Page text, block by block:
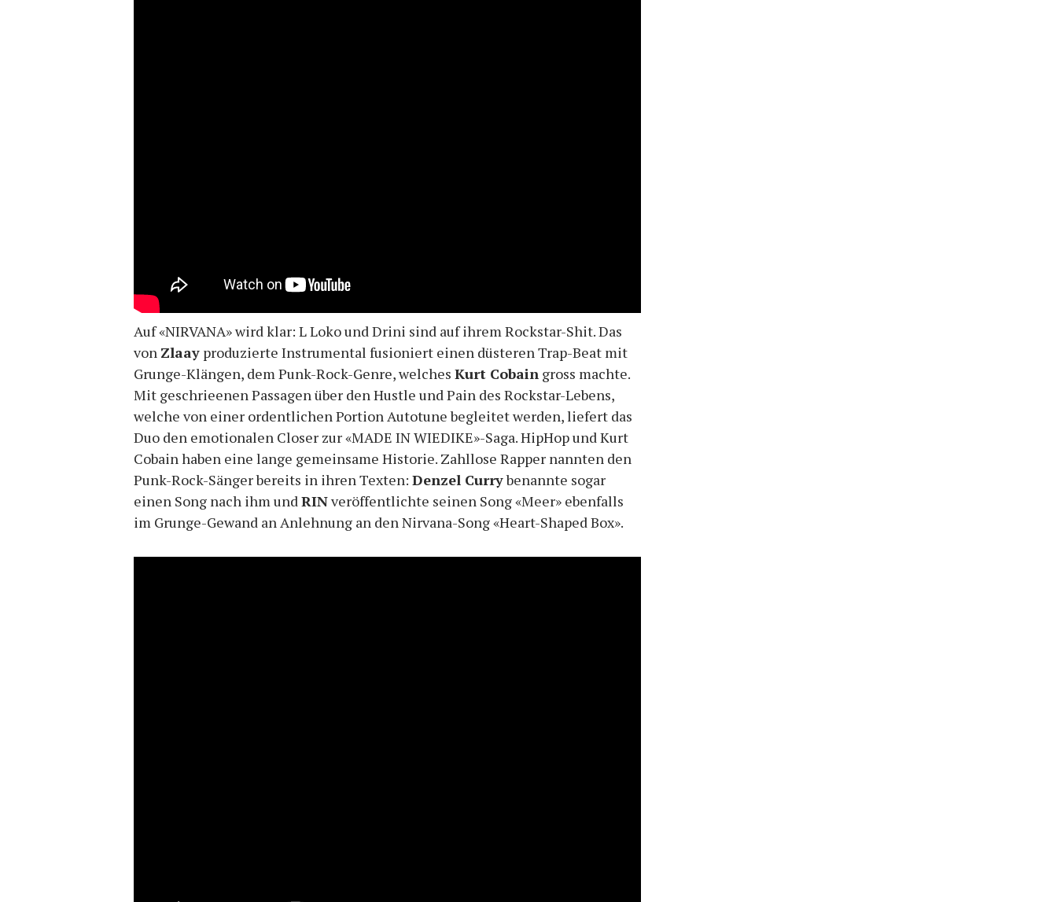
Auf «NIRVANA» wird klar: L Loko und Drini sind auf ihrem Rockstar-Shit. Das
von Zlaay produzierte Instrumental fusioniert einen düsteren Trap-Beat mit
Grunge-Klängen, dem Punk-Rock-Genre, welches Kurt Cobain gross machte.
Mit geschrieenen Passagen über den Hustle und Pain des Rockstar-Lebens,
welche von einer ordentlichen Portion Autotune begleitet werden, liefert das
Duo den emotionalen Closer zur «MADE IN WIEDIKE»-Saga. HipHop und Kurt
Cobain haben eine lange gemeinsame Historie. Zahllose Rapper nannten den
Punk-Rock-Sänger bereits in ihren Texten: Denzel Currybenannte sogar
einen Song nach ihm und RINveröffentlichte seinen Song «Meer» ebenfalls
im Grunge-Gewand an Anlehnung an den Nirvana-Song «Heart-Shaped Box».